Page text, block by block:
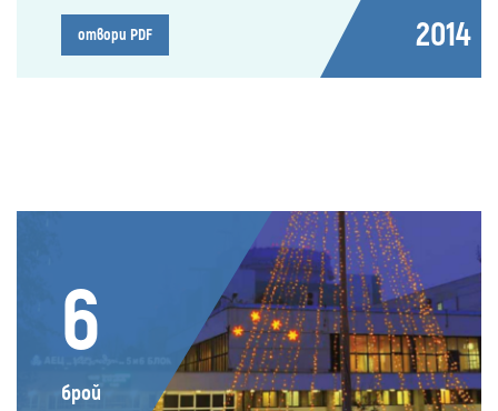
отвори PDF 2014
6
брой